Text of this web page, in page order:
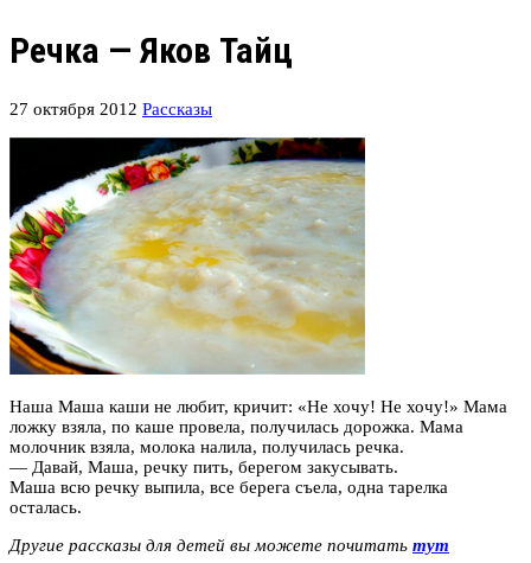
Речка — Яков Тайц
27 октября 2012 Рассказы
Наша Маша каши не любит, кричит: «Не хочу! Не хочу!» Мама
ложку взяла, по каше провела, получилась дорожка. Мама
молочник взяла, молока налила, получилась речка.
— Давай, Маша, речку пить, берегом закусывать.
Маша всю речку выпила, все берега съела, одна тарелка
осталась.
Другие рассказы для детей вы можете почитать тут